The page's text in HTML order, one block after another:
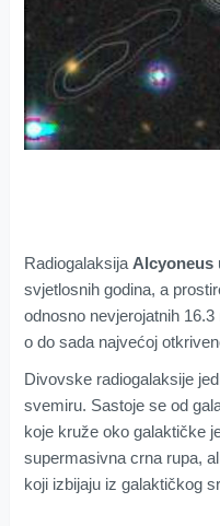
RadiogalaksijaAlcyoneus
svjetlosnih godina, a
odnosno nevjerojatnih
o do sada najvećoj
Divovske radiogalaksije
svemiru. Sastoje se od
koje kruže oko galaktičke
supermasivna crna rupa,
koji izbijaju iz galaktičkog